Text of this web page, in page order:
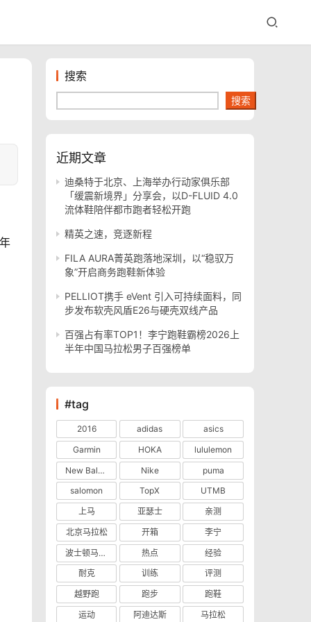
搜索
搜索
近期文章
迪桑特于北京、上海举办行动家俱乐部
「缓震新境界」分享会，以D-FLUID 4.0
流体鞋陪伴都市跑者轻松开跑
精英之速，竞逐新程
FILA AURA菁英跑落地深圳，以“稳驭万
象”开启商务跑鞋新体验
PELLIOT携手 eVent 引入可持续面料，同
步发布软壳风盾E26与硬壳双线产品
百强占有率TOP1！李宁跑鞋霸榜2026上
半年中国马拉松男子百强榜单
#tag
2016 adidas
asics
Garmin
HOKA
lululemon
New Balance
Nike
puma
salomon
TopX
UTMB
上马
亚瑟士
亲测
北京马拉松
开箱
李宁
波士顿马拉松
热点
经验
耐克
训练
评测
越野跑
跑步
跑鞋
运动
阿迪达斯 马拉松